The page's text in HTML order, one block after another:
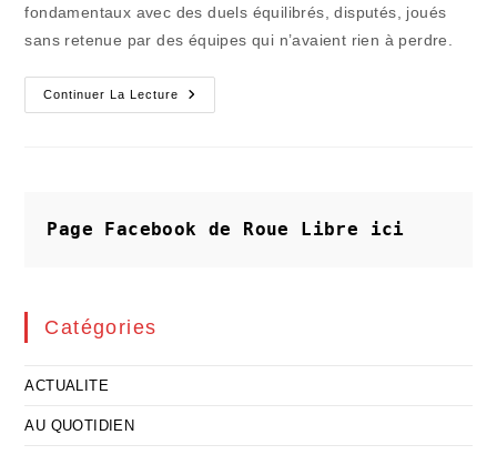
fondamentaux avec des duels équilibrés, disputés, joués
sans retenue par des équipes qui n’avaient rien à perdre.
Continuer La Lecture
Les
Chandelles
Mondialisé
Page Facebook de Roue Libre ici
Catégories
ACTUALITE
AU QUOTIDIEN